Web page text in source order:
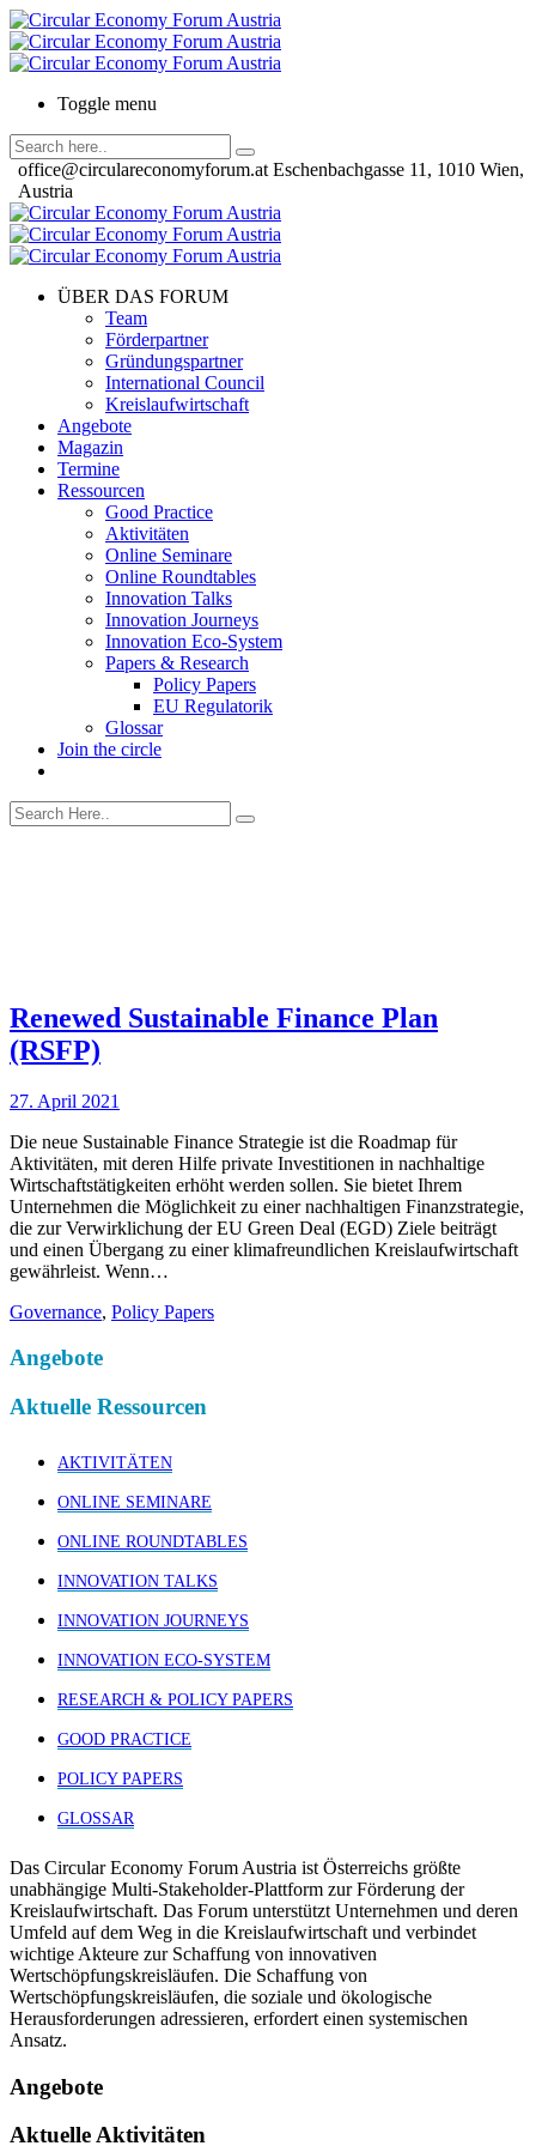
Toggle menu
office@circulareconomyforum.at Eschenbachgasse 11, 1010 Wien,
Austria
ÜBER DAS FORUM
Team
Förderpartner
Gründungspartner
International Council
Kreislaufwirtschaft
Angebote
Magazin
Termine
Ressourcen
Good Practice
Aktivitäten
Online Seminare
Online Roundtables
Innovation Talks
Innovation Journeys
Innovation Eco-System
Papers & Research
Policy Papers
EU Regulatorik
Glossar
Join the circle
Renewed Sustainable Finance Plan
(RSFP)
27. April 2021
Die neue Sustainable Finance Strategie ist die Roadmap für
Aktivitäten, mit deren Hilfe private Investitionen in nachhaltige
Wirtschaftstätigkeiten erhöht werden sollen. Sie bietet Ihrem
Unternehmen die Möglichkeit zu einer nachhaltigen Finanzstrategie,
die zur Verwirklichung der EU Green Deal (EGD) Ziele beiträgt
und einen Übergang zu einer klimafreundlichen Kreislaufwirtschaft
gewährleist. Wenn…
Governance, Policy Papers
Angebote
Aktuelle Ressourcen
AKTIVITÄTEN
ONLINE SEMINARE
ONLINE ROUNDTABLES
INNOVATION TALKS
INNOVATION JOURNEYS
INNOVATION ECO-SYSTEM
RESEARCH & POLICY PAPERS
GOOD PRACTICE
POLICY PAPERS
GLOSSAR
Das Circular Economy Forum Austria ist Österreichs größte
unabhängige Multi-Stakeholder-Plattform zur Förderung der
Kreislaufwirtschaft. Das Forum unterstützt Unternehmen und deren
Umfeld auf dem Weg in die Kreislaufwirtschaft und verbindet
wichtige Akteure zur Schaffung von innovativen
Wertschöpfungskreisläufen. Die Schaffung von
Wertschöpfungskreisläufen, die soziale und ökologische
Herausforderungen adressieren, erfordert einen systemischen
Ansatz.
Angebote
Aktuelle Aktivitäten